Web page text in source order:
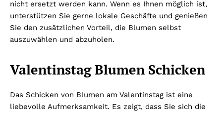
nicht ersetzt werden kann. Wenn es Ihnen möglich ist,
unterstützen Sie gerne lokale Geschäfte und genießen
Sie den zusätzlichen Vorteil, die Blumen selbst
auszuwählen und abzuholen.
Valentinstag Blumen Schicken
Das Schicken von Blumen am Valentinstag ist eine
liebevolle Aufmerksamkeit. Es zeigt, dass Sie sich die